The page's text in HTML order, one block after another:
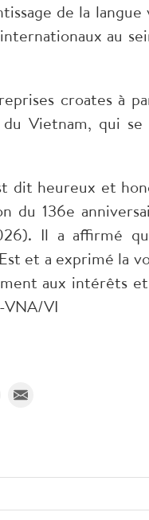
de la
au
croates à
Vietnam, qui
dit heureux et
du 136e
Il a affirmé
et a exprimé la
aux intérêts
VNA/VI